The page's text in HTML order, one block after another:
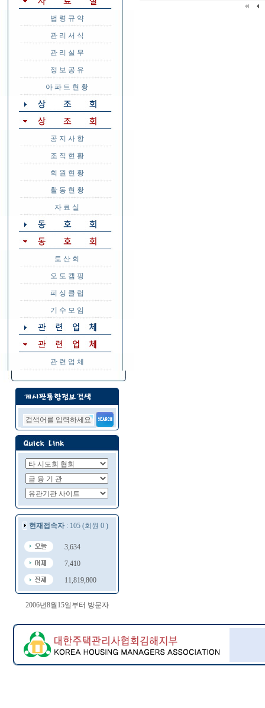
법 령 규 약
관 리 서 식
관 리 실 무
정 보 공 유
아 파 트 현 황
공 지 사 항
조 직 현 황
회 원 현 황
활 동 현 황
자 료 실
토 산 회
오 토 캠 핑
피 싱 클 럽
기 수 모 임
관 련 업 체
현재접속자: 105 (회원 0 )
3,634
7,410
11,819,800
2006년8월15일부터 방문자